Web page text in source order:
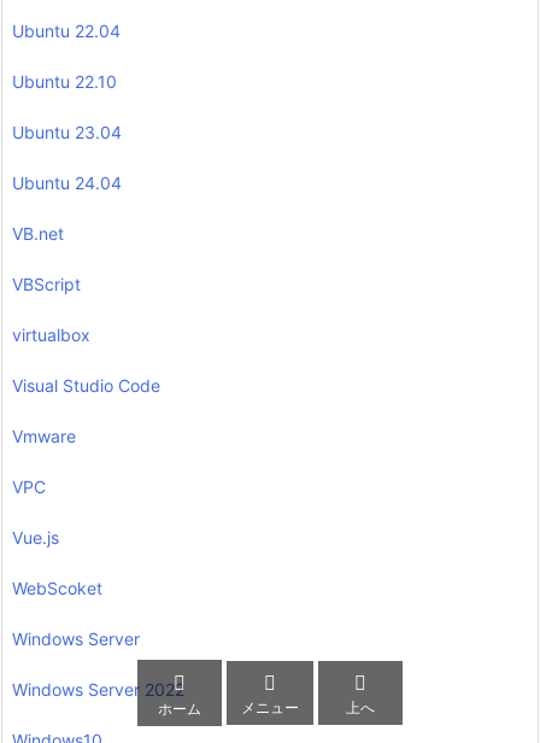
Ubuntu 22.04
Ubuntu 22.10
Ubuntu 23.04
Ubuntu 24.04
VB.net
VBScript
virtualbox
Visual Studio Code
Vmware
VPC
Vue.js
WebScoket
Windows Server
Windows Server 2022

ホーム

メニュー

上へ